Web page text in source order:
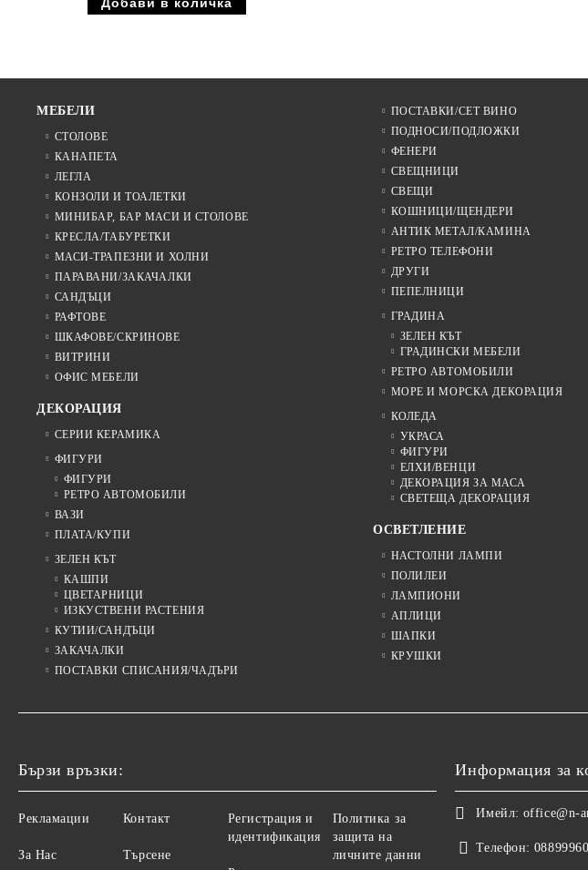
МЕБЕЛИ
СТОЛОВЕ
КАНАПЕТА
ЛЕГЛА
КОНЗОЛИ И ТОАЛЕТКИ
МИНИБАР, БАР МАСИ И СТОЛОВЕ
КРЕСЛА/ТАБУРЕТКИ
МАСИ-ТРАПЕЗНИ И ХОЛНИ
ПАРАВАНИ/ЗАКАЧАЛКИ
САНДЪЦИ
РАФТОВЕ
ШКАФОВЕ/СКРИНОВЕ
ВИТРИНИ
ОФИС МЕБЕЛИ
ДЕКОРАЦИЯ
СЕРИИ КЕРАМИКА
ФИГУРИ
ФИГУРИ
РЕТРО АВТОМОБИЛИ
ВАЗИ
ПЛАТА/КУПИ
ЗЕЛЕН КЪТ
КАШПИ
ЦВЕТАРНИЦИ
ИЗКУСТВЕНИ РАСТЕНИЯ
КУТИИ/САНДЪЦИ
ЗАКАЧАЛКИ
ПОСТАВКИ СПИСАНИЯ/ЧАДЪРИ
ПОСТАВКИ/СЕТ ВИНО
ПОДНОСИ/ПОДЛОЖКИ
ФЕНЕРИ
СВЕЩНИЦИ
СВЕЩИ
КОШНИЦИ/ЩЕНДЕРИ
АНТИК МЕТАЛ/КАМИНА
РЕТРО ТЕЛЕФОНИ
ДРУГИ
ПЕПЕЛНИЦИ
ГРАДИНА
ЗЕЛЕН КЪТ
ГРАДИНСКИ МЕБЕЛИ
РЕТРО АВТОМОБИЛИ
МОРЕ И МОРСКА ДЕКОРАЦИЯ
КОЛЕДА
УКРАСА
ФИГУРИ
ЕЛХИ/ВЕНЦИ
ДЕКОРАЦИЯ ЗА МАСА
СВЕТЕЩА ДЕКОРАЦИЯ
ОСВЕТЛЕНИЕ
НАСТОЛНИ ЛАМПИ
ПОЛИЛЕИ
ЛАМПИОНИ
АПЛИЦИ
ШАПКИ
КРУШКИ
Бързи връзки:
Рекламации
За Нас
Контакт
Търсене
Регистрация и
идентификация
Политика за
защита на
личните данни
Информация за
Имейл: office@n-
Телефон: